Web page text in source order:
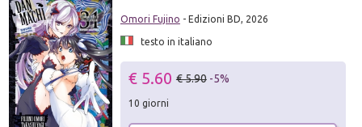
Omori Fujino - Edizioni BD, 2026
testo in italiano
€ 5.60 € 5.90 -5%
10 giorni